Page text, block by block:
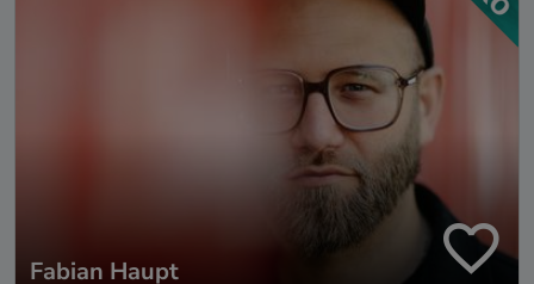
Fabian Haupt